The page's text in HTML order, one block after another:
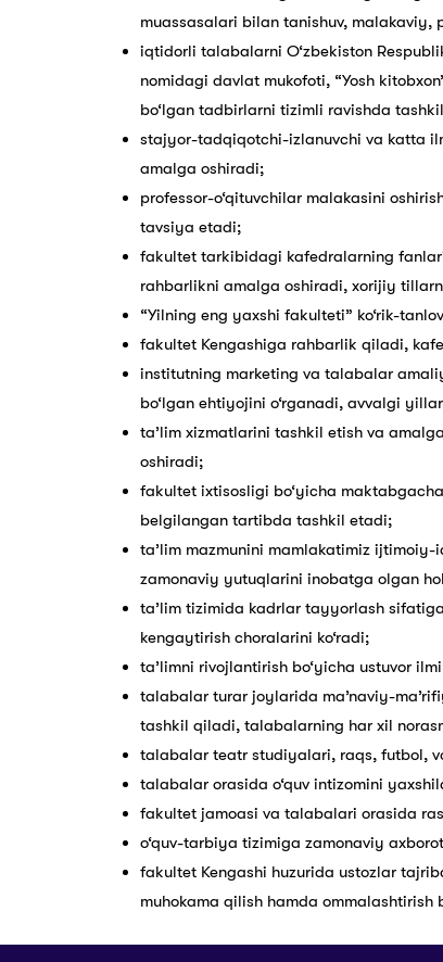
muassasalari bilan tanishuv, malakaviy,
iqtidorli talabalarni O‘zbekiston
nomidagi davlat mukofoti, “Yosh
bo‘lgan tadbirlarni tizimli ravishda
stajyor-tadqiqotchi-izlanuvchi va katta
amalga oshiradi;
professor-o‘qituvchilar malakasini
tavsiya etadi;
fakultet tarkibidagi kafedralarning
rahbarlikni amalga oshiradi, xorijiy
“Yilning eng yaxshi fakulteti” ko‘rik-
fakultet Kengashiga rahbarlik qiladi,
institutning marketing va talabalar
bo‘lgan ehtiyojini o‘rganadi, avvalgi
ta’lim xizmatlarini tashkil etish va
oshiradi;
fakultet ixtisosligi bo‘yicha
belgilangan tartibda tashkil etadi;
ta’lim mazmunini mamlakatimiz
zamonaviy yutuqlarini inobatga olgan
ta’lim tizimida kadrlar tayyorlash
kengaytirish choralarini ko‘radi;
ta’limni rivojlantirish bo‘yicha ustuvor
talabalar turar joylarida ma’naviy-
tashkil qiladi, talabalarning har xil
talabalar teatr studiyalari, raqs, futbol,
talabalar orasida o‘quv intizomini
fakultet jamoasi va talabalari orasida
o‘quv-tarbiya tizimiga zamonaviy
fakultet Kengashi huzurida ustozlar
muhokama qilish hamda